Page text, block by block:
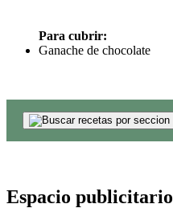
Para cubrir:
Ganache de chocolate
Espacio publicitario